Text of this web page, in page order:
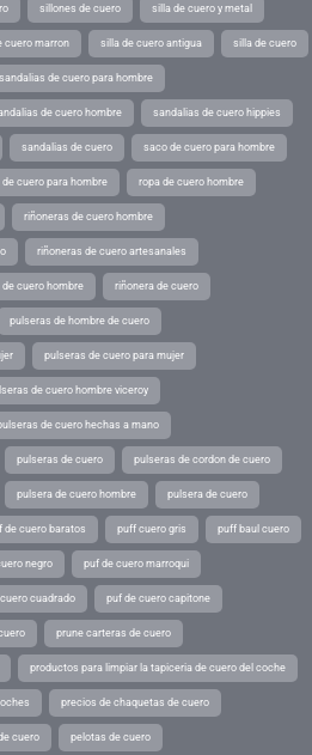
sillones de cuero silla de cuero y metal
cuero marron silla de cuero antigua silla de cuero
sandalias de cuero para hombre
de cuero hombre sandalias de cuero hippies
sandalias de cuero saco de cuero para hombre
de cuero para hombre ropa de cuero hombre
riñoneras de cuero hombre
riñoneras de cuero artesanales
de cuero hombre riñonera de cuero
pulseras de hombre de cuero
pulseras de cuero para mujer
de cuero hombre viceroy
de cuero hechas a mano
pulseras de cuero pulseras de cordon de cuero
pulsera de cuero hombre pulsera de cuero
de cuero baratos puff cuero gris puff baul cuero
negro puf de cuero marroqui
cuadrado puf de cuero capitone
prune carteras de cuero
productos para limpiar la tapiceria de cuero del coche
precios de chaquetas de cuero
cuero pelotas de cuero